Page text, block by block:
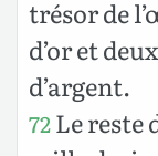
trésor de
d’or et
d’argent.
72Le reste